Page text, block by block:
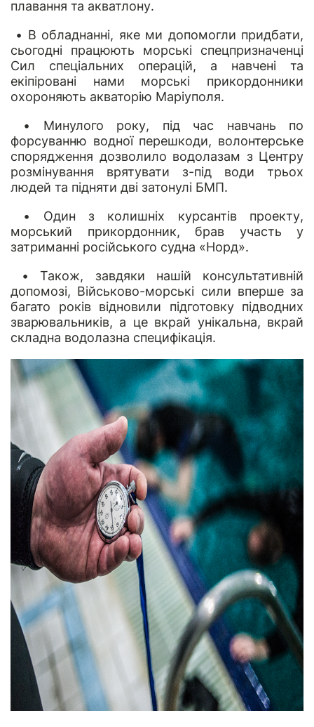
плавання та акватлону.
• В обладнанні, яке ми допомогли придбати,
сьогодні працюють морські спецпризначенці
Сил спеціальних операцій, а навчені та
екіпіровані нами морські прикордонники
охороняють акваторію Маріуполя.
• Минулого року, під час навчань по
форсуванню водної перешкоди, волонтерське
спорядження дозволило водолазам з Центру
розмінування врятувати з-під води трьох
людей та підняти дві затонулі БМП.
• Один з колишніх курсантів проекту,
морський прикордонник, брав участь у
затриманні російського судна «Норд».
• Також, завдяки нашій консультативній
допомозі, Військово-морські сили вперше за
багато років відновили підготовку підводних
зварювальників, а це вкрай унікальна, вкрай
складна водолазна специфікація.